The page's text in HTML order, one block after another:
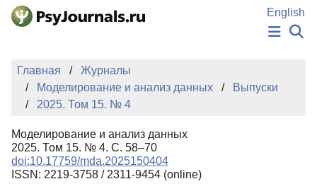
Перейти к основному содержанию
English
НОВОСТИ
АВТОРЫ
КЛЮЧЕВЫЕ СЛОВА
Регистрация
Главная
Журналы
Моделирование и анализ данных
Выпуски
2025. Том 15. № 4
Моделирование и анализ данных
2025. Том 15. № 4. С. 58–70
doi:10.17759/mda.2025150404
ISSN: 2219-3758 / 2311-9454 (online)